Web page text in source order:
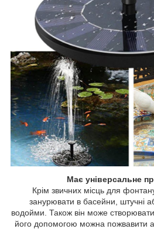
Має універсальне
Крім звичних місць для
занурювати в басейни, штучні
водойми. Також він може
його допомогою можна пожвавити